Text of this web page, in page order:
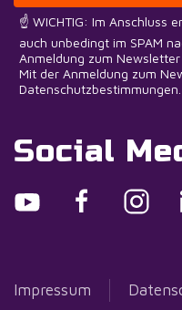
☝️ WICHTIG: Im Anschluss
auch unbedingt im SPAM
Anmeldung zum
Mit der Anmeldung zum
Datenschutzbestimmungen.
Social
Impressum